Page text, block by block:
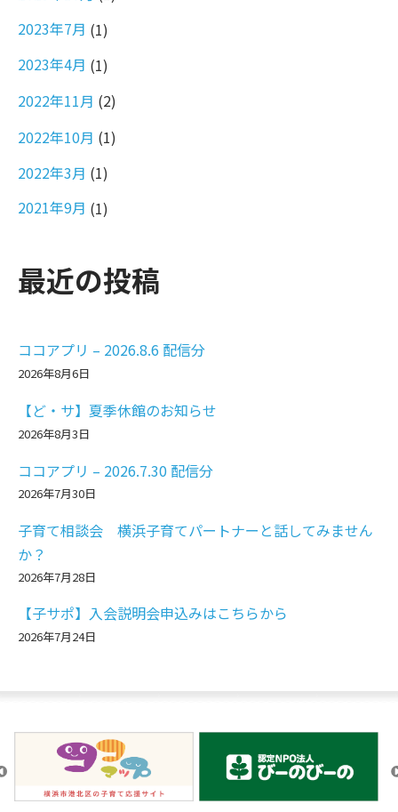
2023年7月 (1)
2023年4月 (1)
2022年11月 (2)
2022年10月 (1)
2022年3月 (1)
2021年9月 (1)
最近の投稿
ココアプリ – 2026.8.6 配信分
2026年8月6日
【ど・サ】夏季休館のお知らせ
2026年8月3日
ココアプリ – 2026.7.30 配信分
2026年7月30日
子育て相談会 横浜子育てパートナーと話してみません
か？
2026年7月28日
【子サポ】入会説明会申込みはこちらから
2026年7月24日